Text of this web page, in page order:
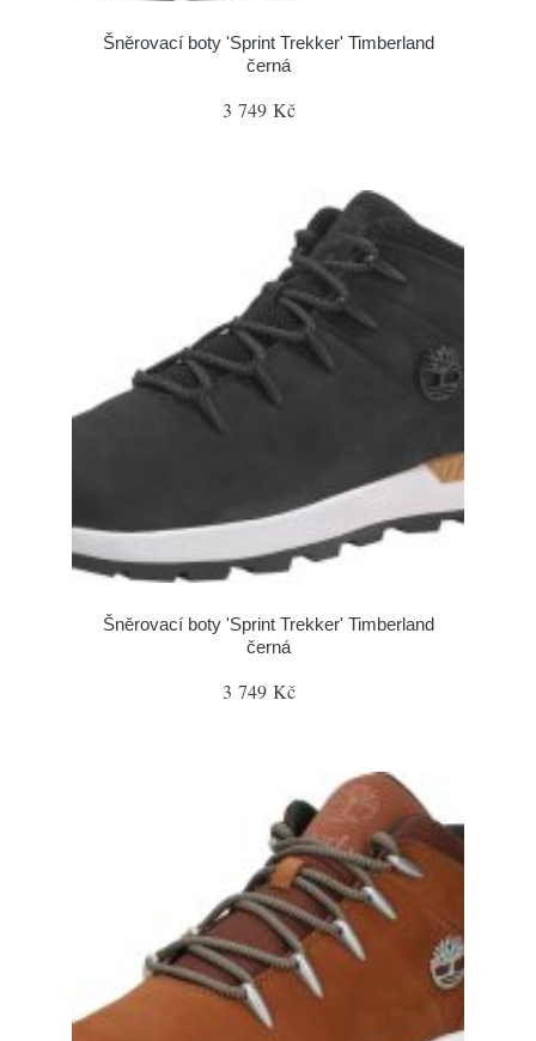
Šněrovací boty 'Sprint Trekker' Timberland
černá
3 749 Kč
Šněrovací boty 'Sprint Trekker' Timberland
černá
3 749 Kč